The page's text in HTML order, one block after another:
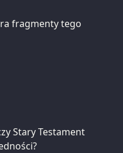
fragmenty tego
Stary Testament